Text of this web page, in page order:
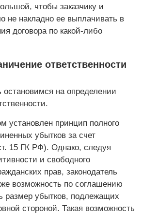
чтобы заказчику и
не накладно ее выплачивать в
договора по какой-либо
ответственности
остановимся на определении
установлен принцип полного
убытков за счет
15 ГК РФ). Однако, следуя
и свободного
прав, законодатель
возможность по соглашению
размер убытков, подлежащих
стороной. Такая возможность